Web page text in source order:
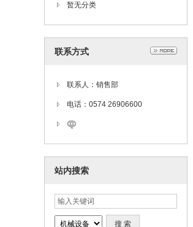
暂无分类
联系方式
联系人：销售部
电话：0574 26906600
站内搜索